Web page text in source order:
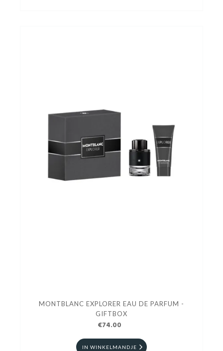
MONTBLANC EXPLORER EAU DE PARFUM -
GIFTBOX
€74.00
IN WINKELMANDJE